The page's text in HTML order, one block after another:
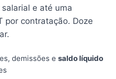
e até uma
por contratação. Doze
demissões e saldo líquido